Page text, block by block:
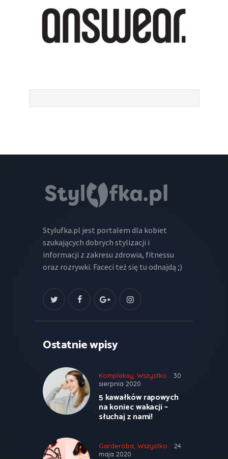
Stylufka.pl jest portalem dla kobiet
szukających dobrych stylizacji i
informacji z zakresu zdrowia, fitnessu
oraz rozrywki. Faceci też się tu odnajdą ;)
Ostatnie wpisy
Kompleksy Wszystko
30
sierpnia 2020
5 kawałków rapowych
na koniec wakacji –
słuchaj z nami!
Garderoba Wszystko
24
maja 2020